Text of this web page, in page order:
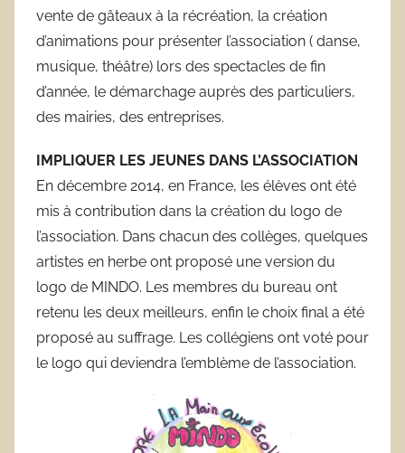
o
vente de gâteaux à la récréation, la création
d’animations pour présenter l’association ( danse,
musique, théâtre) lors des spectacles de fin
d’année, le démarchage auprès des particuliers,
des mairies, des entreprises.
IMPLIQUER LES JEUNES DANS L’ASSOCIATION
En décembre 2014, en France, les élèves ont été
mis à contribution dans la création du logo de
l’association. Dans chacun des collèges, quelques
artistes en herbe ont proposé une version du
logo de MINDO. Les membres du bureau ont
retenu les deux meilleurs, enfin le choix final a été
proposé au suffrage. Les collégiens ont voté pour
le logo qui deviendra l’emblème de l’association.